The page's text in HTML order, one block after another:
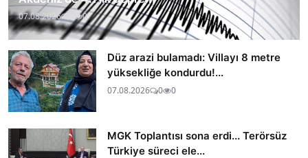
07.08.2026 0
Düz arazi bulamadı: Villayı 8 metre
yüksekliğe kondurdu!...
07.08.2026 0 0
MGK Toplantısı sona erdi... Terörsüz
Türkiye süreci ele...